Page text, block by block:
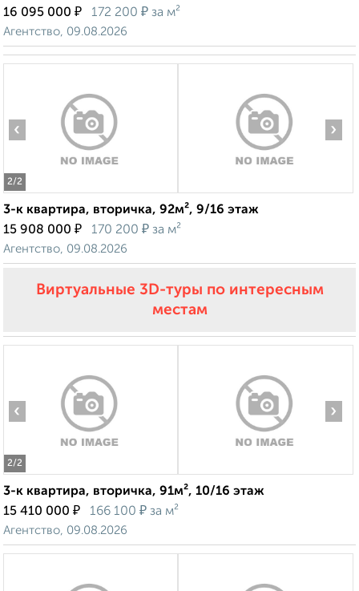
16 095 000 ₽ 172 200 ₽ за м²
Агентство, 09.08.2026
2/2
‹ ›
3-к квартира, вторичка, 92м², 9/16 этаж
15 908 000 ₽ 170 200 ₽ за м²
Агентство, 09.08.2026
Виртуальные 3D-туры по интересным
местам
2/2
‹ ›
3-к квартира, вторичка, 91м², 10/16 этаж
15 410 000 ₽ 166 100 ₽ за м²
Агентство, 09.08.2026